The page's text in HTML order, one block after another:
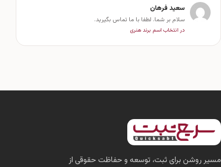
سعید فرهان
سلام بر شما. لطفا با ما تماس بگیرید.
در انتخاب اسم برند هنری
مسیر روشن برای ثبت، توسعه و حفاظت حقوقی از